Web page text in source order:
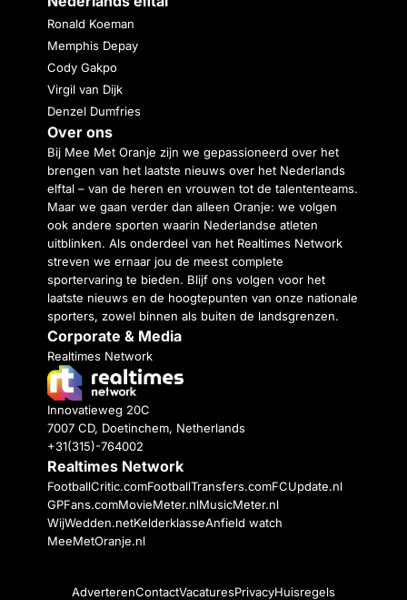
Ronald Koeman
Memphis Depay
Cody Gakpo
Virgil van Dijk
Denzel Dumfries
Over ons
Bij Mee Met Oranje zijn we gepassioneerd over het
brengen van het laatste nieuws over het Nederlands
elftal – van de heren en vrouwen tot de talententeams.
Maar we gaan verder dan alleen Oranje: we volgen
ook andere sporten waarin Nederlandse atleten
uitblinken. Als onderdeel van het Realtimes Network
streven we ernaar jou de meest complete
sportervaring te bieden. Blijf ons volgen voor het
laatste nieuws en de hoogtepunten van onze nationale
sporters, zowel binnen als buiten de landsgrenzen.
Corporate & Media
Realtimes Network
Innovatieweg 20C
7007 CD, Doetinchem, Netherlands
+31(315)-764002
Realtimes Network
FootballCritic.comFootballTransfers.comFCUpdate.nl
GPFans.comMovieMeter.nlMusicMeter.nl
WijWedden.netKelderklasseAnfield watch
MeeMetOranje.nl
AdverterenContactVacaturesPrivacyHuisregels